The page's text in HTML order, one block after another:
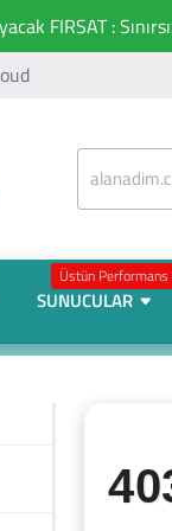
FIRSAT :
Üstün Performans
SUNUCULAR